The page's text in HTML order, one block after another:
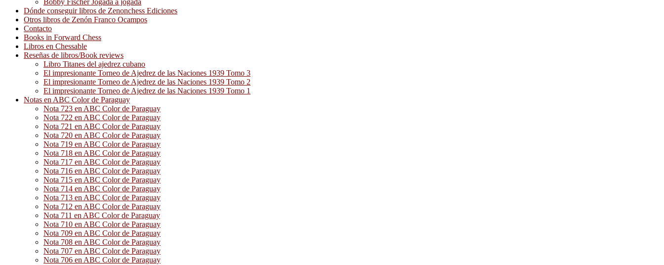
Bobby Fischer Jogada a jogada
Dónde conseguir libros de Zenonchess Ediciones
Otros libros de Zenón Franco Ocampos
Contacto
Books in Forward Chess
Libros en Chessable
Reseñas de libros/Book reviews
Libro Titanes del ajedrez cubano
El impresionante Torneo de Ajedrez de las Naciones 1939 Tomo 3
El impresionante Torneo de Ajedrez de las Naciones 1939 Tomo 2
El impresionante Torneo de Ajedrez de las Naciones 1939 Tomo 1
Notas en ABC Color de Paraguay
Nota 723 en ABC Color de Paraguay
Nota 722 en ABC Color de Paraguay
Nota 721 en ABC Color de Paraguay
Nota 720 en ABC Color de Paraguay
Nota 719 en ABC Color de Paraguay
Nota 718 en ABC Color de Paraguay
Nota 717 en ABC Color de Paraguay
Nota 716 en ABC Color de Paraguay
Nota 715 en ABC Color de Paraguay
Nota 714 en ABC Color de Paraguay
Nota 713 en ABC Color de Paraguay
Nota 712 en ABC Color de Paraguay
Nota 711 en ABC Color de Paraguay
Nota 710 en ABC Color de Paraguay
Nota 709 en ABC Color de Paraguay
Nota 708 en ABC Color de Paraguay
Nota 707 en ABC Color de Paraguay
Nota 706 en ABC Color de Paraguay